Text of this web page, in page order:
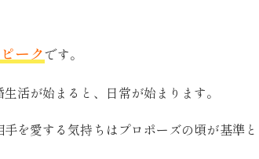
ークです。
活が始まると、日常が始まります。
を愛する気持ちはプロポーズの頃が基準